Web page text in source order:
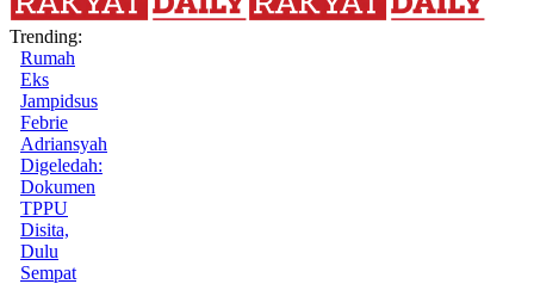
Trending:
Rumah
Eks
Jampidsus
Febrie
Adriansyah
Digeledah:
Dokumen
TPPU
Disita,
Dulu
Sempat